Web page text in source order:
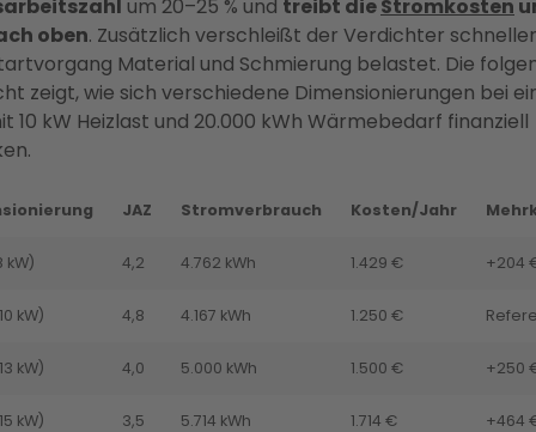
um 20–25 % und treibt dieStromkosten
oben. Zusätzlich verschleißt der Verdichter
Material und Schmierung belastet. Die
zeigt, wie sich verschiedene Dimensionierungen bei
10 kW Heizlast und 20.000 kWh Wärmebedarf finanziell
JAZ Stromverbrauch Kosten/Jahr
kW) 4,2 4.762 kWh 1.429 € +204
kW) 4,8 4.167 kWh 1.250 €
kW) 4,0 5.000 kWh 1.500 € +250
kW) 3,5 5.714 kWh 1.714 € +464